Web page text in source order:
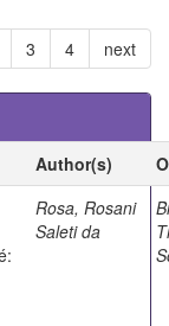
3 4 next
Author(s)
Rosa, Rosani
Saleti da